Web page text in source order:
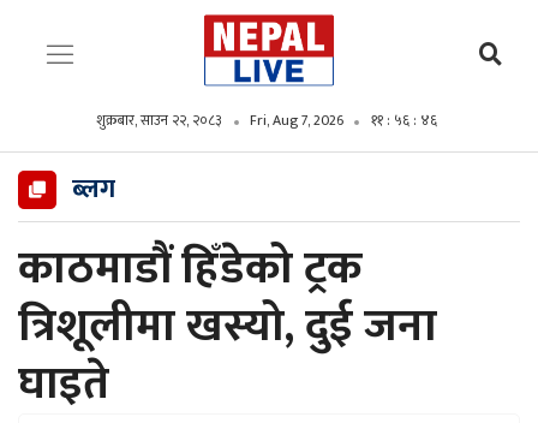
शुक्रबार, साउन २२, २०८३ Fri, Aug 7, 2026 ११ : ५६ : ४८
ब्लग
काठमाडौं हिँडेको ट्रक
त्रिशूलीमा खस्यो, दुई जना
घाइते